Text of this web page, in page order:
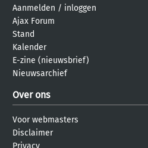
Aanmelden / inloggen
Ajax Forum
Stand
Kalender
E-zine (nieuwsbrief)
Nieuwsarchief
Over ons
Voor webmasters
Disclaimer
Privacy